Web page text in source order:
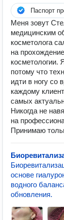
Паспорт
Меня зовут
медицинским
косметолога
на
косметологии.
потому что
идти в ногу со
каждому
самых
Никогда не
на
Принимаю
основе
водного
обновления.